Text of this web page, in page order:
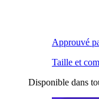
Approuvé
Taille et
Disponible dans